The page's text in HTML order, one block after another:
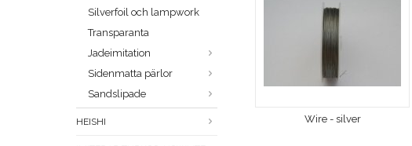
Silverfoil och lampwork
Transparanta
Jadeimitation
Sidenmatta pärlor
Sandslipade
HEISHI Wire - silver